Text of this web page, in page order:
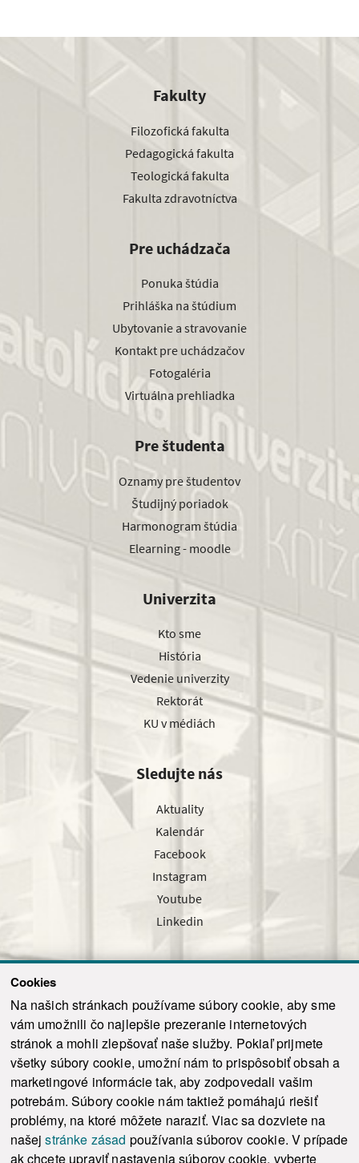
Cookies
Na našich stránkach používame súbory cookie, aby sme
vám umožnili čo najlepšie prezeranie internetových
stránok a mohli zlepšovať naše služby. Pokiaľ prijmete
všetky súbory cookie, umožní nám to prispôsobiť obsah a
marketingové informácie tak, aby zodpovedali vašim
potrebám. Súbory cookie nám taktiež pomáhajú riešiť
problémy, na ktoré môžete naraziť. Viac sa dozviete na
našejstránke zásad používania súborov cookie. V prípade
ak chcete upraviť nastavenia súborov cookie, vyberte
Fakulty
Filozofická fakulta
Pedagogická fakulta
Teologická fakulta
Fakulta zdravotníctva
Pre uchádzača
Ponuka štúdia
Prihláška na štúdium
Ubytovanie a stravovanie
Kontakt pre uchádzačov
Fotogaléria
Virtuálna prehliadka
Pre študenta
Oznamy pre študentov
Študijný poriadok
Harmonogram štúdia
Elearning - moodle
Univerzita
Kto sme
História
Vedenie univerzity
Rektorát
KU v médiách
Sledujte nás
Aktuality
Kalendár
Facebook
Instagram
Youtube
Linkedin
Odoslať
© 2021-2026 ku.sk. Všetky práva vyhradené. | Ochrana osobných údajov